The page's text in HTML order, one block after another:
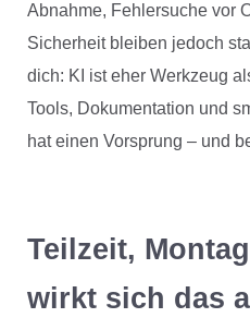
Abnahme, Fehlersuche vor
Sicherheit bleiben jedoch
dich: KI ist eher Werkzeug
Tools, Dokumentation und
hat einen Vorsprung – und
Teilzeit,
wirkt sich das